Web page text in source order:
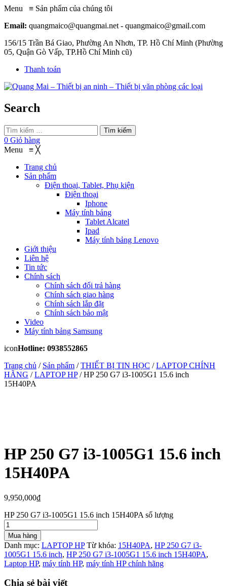
Menu ≡ Sản phẩm của chúng tôi
Email: quangmaico@quangmai.net - quangmaico@gmail.com
156/15 Trần Bá Giao, Phường An Nhơn, TP. Hồ Chí Minh (Phường
05, Quận Gò Vấp, TP.Hồ Chí Minh cũ)
Thanh toán
Search
Tìm kiếm
0 Giỏ hàng
Menu ≡ ╳
Trang chủ
Sản phẩm
Điện thoại, Tablet, Phụ kiện
Điện thoại
Iphone
Máy tính bảng
Tablet Alcatel
Ipad
Máy tính bảng Lenovo
Giới thiệu
Liên hệ
Tin tức
Chính sách
Chính sách đổi trả hàng
Chính sách giao hàng
Chính sách lắp đặt
Chính sách bảo mật
Video
Máy tính bảng Samsung
iconHotline: 0938552865
Trang chủ / Sản phẩm /THIẾT BỊ TIN HỌC /LAPTOP CHÍNH
HÃNG /LAPTOP HP/ HP 250 G7 i3-1005G1 15.6 inch
15H40PA
HP 250 G7 i3-1005G1 15.6 inch
15H40PA
9,950,000₫
HP 250 G7 i3-1005G1 15.6 inch 15H40PA số lượng
Mua hàng
Danh mục: LAPTOP HP Từ khóa: 15H40PA, HP 250 G7 i3-
1005G1 15.6 inch, HP 250 G7 i3-1005G1 15.6 inch 15H40PA,
Laptop HP, máy tính HP, máy tính HP chính hãng
Chia sẻ bài viết